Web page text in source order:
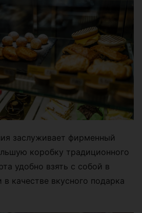
заслуживает фирменный
коробку традиционного
удобно взять с собой в
в качестве вкусного подарка